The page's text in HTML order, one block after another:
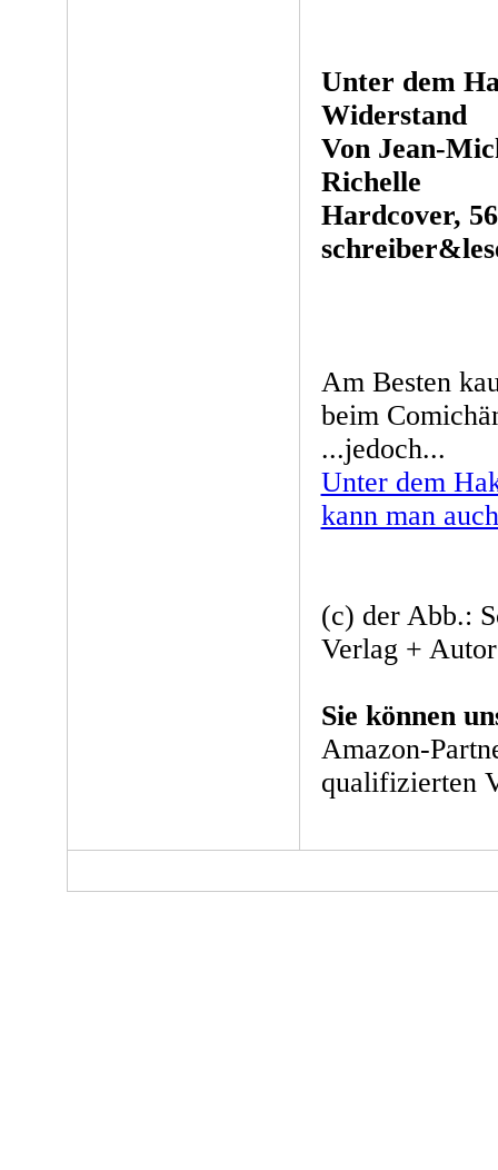
Unter dem
Widerstand
Von Jean-
Richelle
Hardcover,
Am Besten
beim
...jedoch...
Unter dem
kann man
(c) der Abb.:
Verlag +
Sie können
Amazon-
qualifizierten